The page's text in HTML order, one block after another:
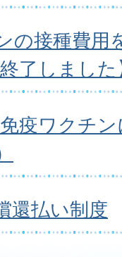
の接種費用
了しました
疫ワクチ
還払い制度